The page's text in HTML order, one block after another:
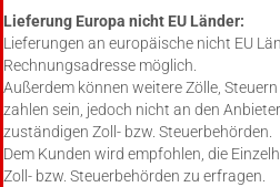
Lieferung Europa nicht EU Länder:
Lieferungen an europäische nicht EU
Rechnungsadresse möglich.
Außerdem können weitere Zölle,
zahlen sein, jedoch nicht an den
zuständigen Zoll- bzw. Steuerbehörden.
Dem Kunden wird empfohlen, die
Zoll- bzw. Steuerbehörden zu erfragen.